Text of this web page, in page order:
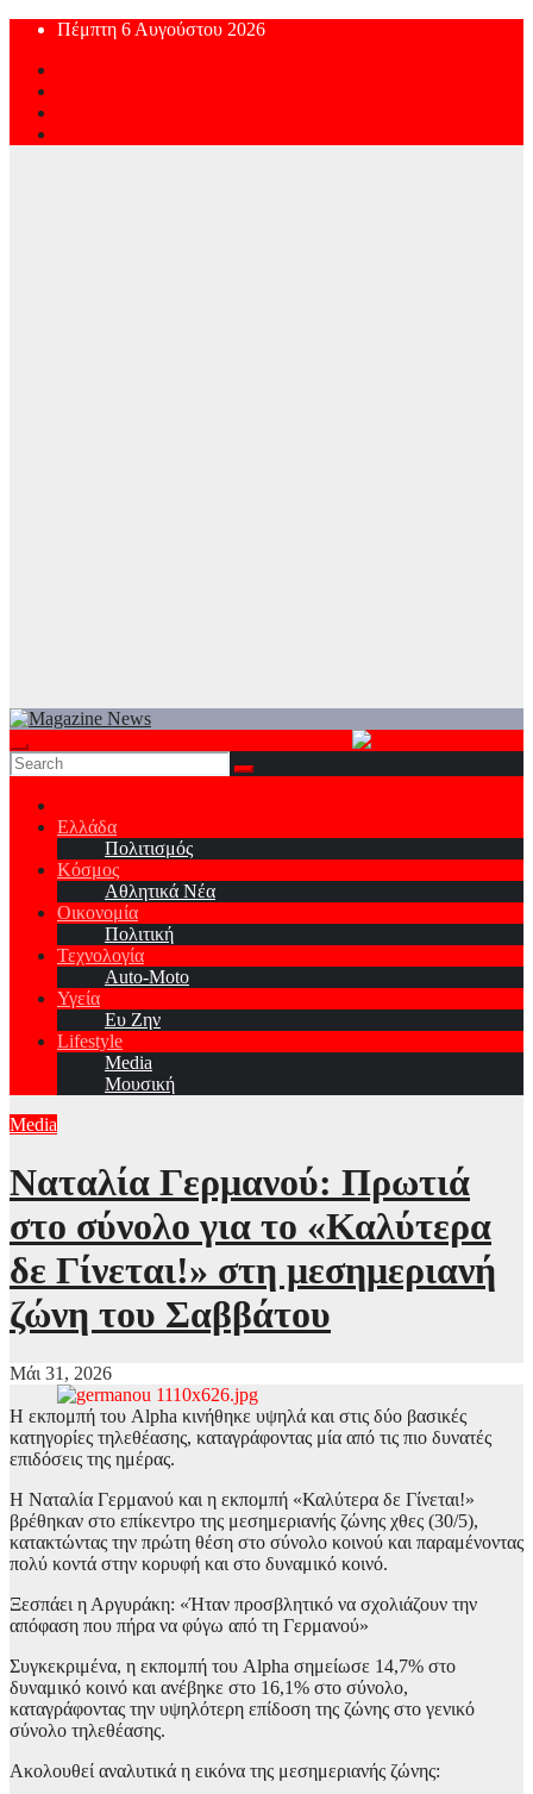
Skip
content
Πέμπτη 6 Αυγούστου 2026
Ελλάδα
Πολιτισμός
Κόσμος
Αθλητικά Νέα
Οικονομία
Πολιτική
Τεχνολογία
Auto-Moto
Υγεία
Ευ Ζην
Lifestyle
Media
Μουσική
Media
Ναταλία Γερμανού: Πρωτιά
στο σύνολο για το «Καλύτερα
δε Γίνεται!» στη μεσημεριανή
ζώνη του Σαββάτου
Μάι 31, 2026
Η εκπομπή του Alpha κινήθηκε υψηλά και στις δύο βασικές
κατηγορίες τηλεθέασης, καταγράφοντας μία από τις πιο δυνατές
επιδόσεις της ημέρας.
Η Ναταλία Γερμανού και η εκπομπή «Καλύτερα δε Γίνεται!»
βρέθηκαν στο επίκεντρο της μεσημεριανής ζώνης χθες (30/5),
κατακτώντας την πρώτη θέση στο σύνολο κοινού και παραμένοντας
πολύ κοντά στην κορυφή και στο δυναμικό κοινό.
Ξεσπάει η Αργυράκη: «Ήταν προσβλητικό να σχολιάζουν την
απόφαση που πήρα να φύγω από τη Γερμανού»
Συγκεκριμένα, η εκπομπή του Alpha σημείωσε 14,7% στο
δυναμικό κοινό και ανέβηκε στο 16,1% στο σύνολο,
καταγράφοντας την υψηλότερη επίδοση της ζώνης στο γενικό
σύνολο τηλεθέασης.
Ακολουθεί αναλυτικά η εικόνα της μεσημεριανής ζώνης: